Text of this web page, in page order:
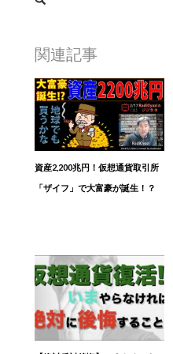
関連記事
資産2,200兆円！仮想通貨取引所
「ザイフ」で大富豪が誕生！？